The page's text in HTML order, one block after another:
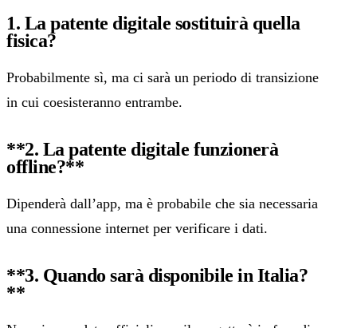
1. La patente digitale sostituirà quella
fisica?
Probabilmente sì, ma ci sarà un periodo di transizione
in cui coesisteranno entrambe.
**2. La patente digitale funzionerà
offline?**‍
Dipenderà dall’app, ma è probabile che sia necessaria
una connessione internet per verificare i dati.
**3. Quando sarà disponibile in Italia?
**‍